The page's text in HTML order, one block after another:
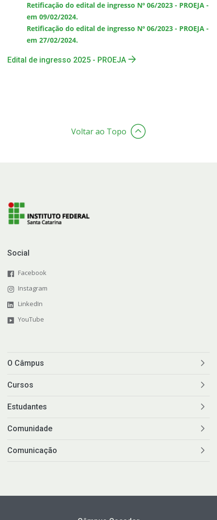
Retificação do edital de ingresso Nº 06/2023 - PROEJA -
em 09/02/2024.
Retificação do edital de ingresso Nº 06/2023 - PROEJA -
em 27/02/2024.
Edital de ingresso 2025 - PROEJA
Voltar ao Topo
Social
Facebook
Instagram
LinkedIn
YouTube
O Câmpus
Cursos
Estudantes
Comunidade
Comunicação